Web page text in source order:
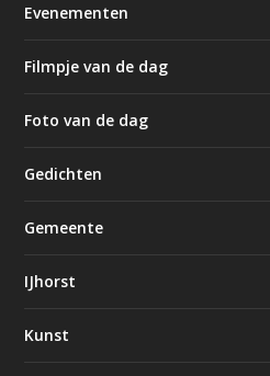
Evenementen
Filmpje van de dag
Foto van de dag
Gedichten
Gemeente
IJhorst
Kunst